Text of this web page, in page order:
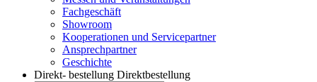
Fachgeschäft
Showroom
Kooperationen und Servicepartner
Ansprechpartner
Geschichte
Direkt- bestellung Direktbestellung